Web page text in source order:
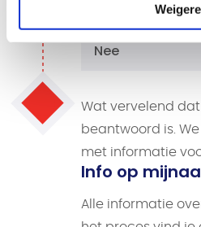
Nee
Wat vervelend
beantwoord is.
met informatie
Info op
Alle informatie